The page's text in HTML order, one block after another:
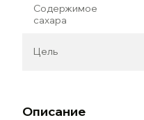
Содержимое
сахара
Цель
Описание